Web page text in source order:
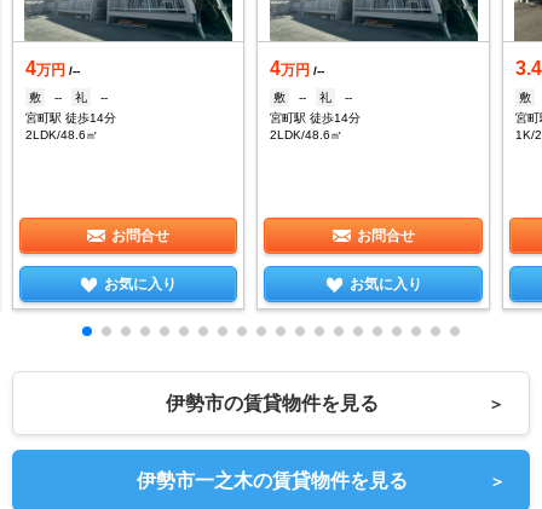
4万円 /--
敷
-- 礼
--
宮町駅 徒歩14分
2LDK/48.6㎡
お問合せ
お気に入り
4万円 /--
敷
-- 礼
--
宮町駅 徒歩14分
2LDK/48.6㎡
お問合せ
お気に入り
3.4
敷
宮
1K/
伊勢市の賃貸物件を見る ＞
伊勢市一之木の賃貸物件を見る ＞